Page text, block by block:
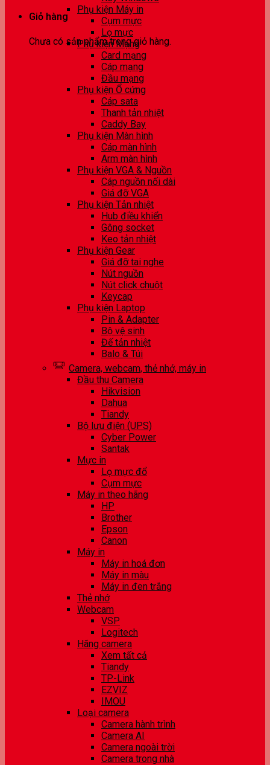
Giỏ hàng
Chưa có sản phẩm trong giỏ hàng.
Phụ kiện Máy in
Cụm mực
Lọ mực
Phụ kiện Mạng
Card mạng
Cáp mạng
Đầu mạng
Phụ kiện Ổ cứng
Cáp sata
Thanh tản nhiệt
Caddy Bay
Phụ kiện Màn hình
Cáp màn hình
Arm màn hình
Phụ kiện VGA & Nguồn
Cáp nguồn nối dài
Giá đỡ VGA
Phụ kiện Tản nhiệt
Hub điều khiển
Gông socket
Keo tản nhiệt
Phụ kiện Gear
Giá đỡ tai nghe
Nút nguồn
Nút click chuột
Keycap
Phụ kiện Laptop
Pin & Adapter
Bộ vệ sinh
Đế tản nhiệt
Balo & Túi
Camera, webcam, thẻ nhớ, máy in
Đầu thu Camera
Hikvision
Dahua
Tiandy
Bộ lưu điện (UPS)
Cyber Power
Santak
Mực in
Lọ mực đổ
Cụm mực
Máy in theo hãng
HP
Brother
Epson
Canon
Máy in
Máy in hoá đơn
Máy in màu
Máy in đen trắng
Thẻ nhớ
Webcam
VSP
Logitech
Hãng camera
Xem tất cả
Tiandy
TP-Link
EZVIZ
IMOU
Loại camera
Camera hành trình
Camera AI
Camera ngoài trời
Camera trong nhà